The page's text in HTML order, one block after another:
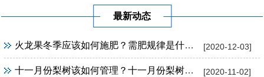
最新动态
[2020-12-03]
火龙果冬季应该如何施肥？需肥规律是什么？
[2020-11-02]
十一月份梨树该如何管理？十一月份梨树管理方法！